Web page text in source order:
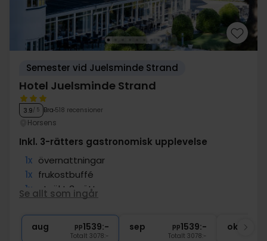
Semester vid Juelsminde Strand
Hotel Juelsminde Strand
3.9/ 5 Bra 518 recensioner
Horsens
Inkl. 3-rätters gastronomisk upplevelse
1x övernattningar
1x frukostbuffé
1x utsökt 3-rättersmeny
Gratis kaffe under vistelsen
∞ Gratis internet och parkering
Se allt som ingår
aug pp1539:-
Totalt 3078:-
sep pp1539:-
Totalt 3078:-
okt